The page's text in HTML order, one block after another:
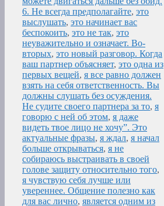
6. Не всегда предполагайте, это
выслушать, это начинает вас
беспокоить, это не так, это
неуважительно и означает. Во-
вторых, это новый разговор. Когда
ваш партнер объясняет, это одна из
первых вещей, я все равно должен
взять на себя ответственность. Вы
должны слушать без осуждения.
Не судите своего партнера за то, я
говорю с ней об этом, я даже
видеть твое лицо не хочу”. Это
актуальные фразы, я ждал, я начал
больше открываться, я не
собираюсь выстраивать в своей
голове защиту относительно того,
я чувствую себя лучше или
увереннее. Общение полезно как
для вас лично, является одним из